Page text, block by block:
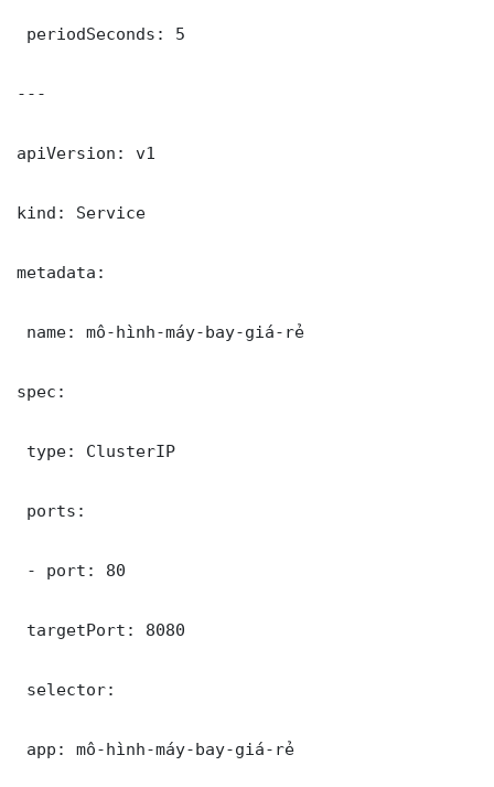
periodSeconds: 5
---
apiVersion: v1
kind: Service
metadata:
name: mô-hình-máy-bay-giá-rẻ
spec:
type: ClusterIP
ports:
- port: 80
targetPort: 8080
selector:
app: mô-hình-máy-bay-giá-rẻ